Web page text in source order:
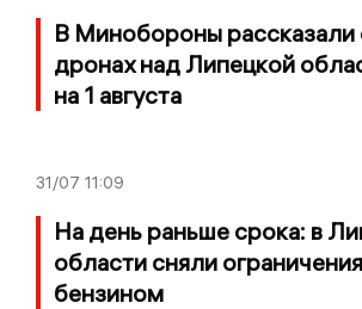
В Минобороны рассказали
дронах над Липецкой
на 1 августа
31/07 11:09
На день раньше срока: в
области сняли
бензином